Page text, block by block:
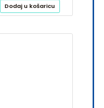
Dodaj u košaricu